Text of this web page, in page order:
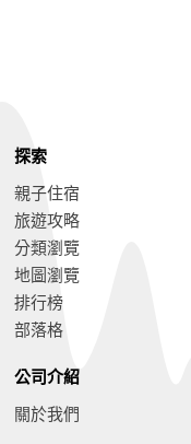
探索
親子住宿
旅遊攻略
分類瀏覽
地圖瀏覽
排行榜
部落格
公司介紹
關於我們